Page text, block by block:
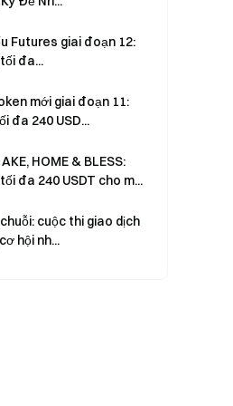
Futures giai đoạn 12:
đa...
mới giai đoạn 11:
đa 240 USD...
HOME & BLESS:
đa 240 USDT cho m...
cuộc thi giao dịch
hội nh...